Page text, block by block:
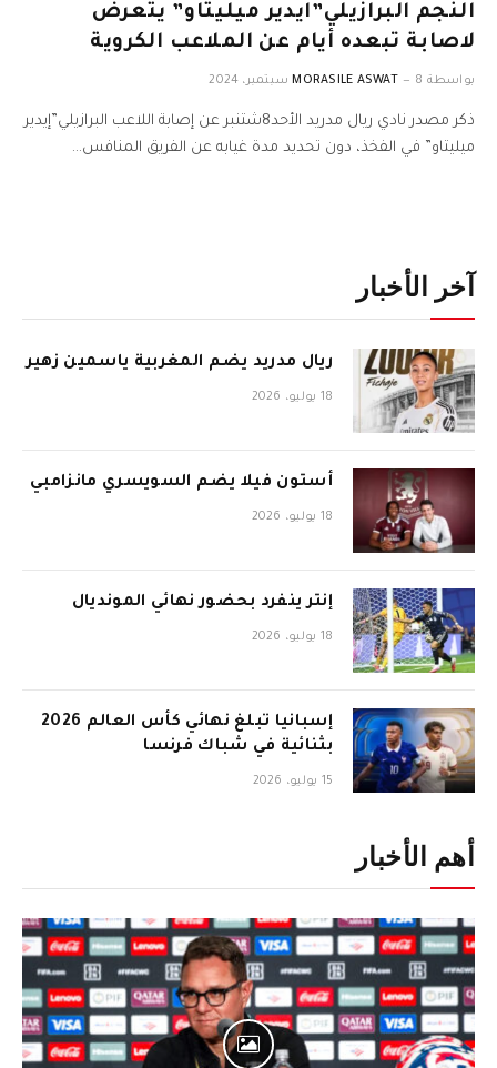
النجم البرازيلي”ايدير ميليتاو” يتعرض
لاصابة تبعده أيام عن الملاعب الكروية
بواسطة MORASILE ASWAT 8 سبتمبر، 2024
ذكر مصدر نادي ريال مدريد الأحد8شتنبر عن إصابة اللاعب البرازيلي”إيدير
ميليتاو” في الفخذ، دون تحديد مدة غيابه عن الفريق المنافس…
آخر الأخبار
ريال مدريد يضم المغربية ياسمين زهير
18 يوليو، 2026
أستون فيلا يضم السويسري مانزامبي
18 يوليو، 2026
إنتر ينفرد بحضور نهائي المونديال
18 يوليو، 2026
إسبانيا تبلغ نهائي كأس العالم 2026
بثنائية في شباك فرنسا
15 يوليو، 2026
أهم الأخبار